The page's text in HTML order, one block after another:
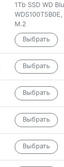
1Tb SSD WD
M.2